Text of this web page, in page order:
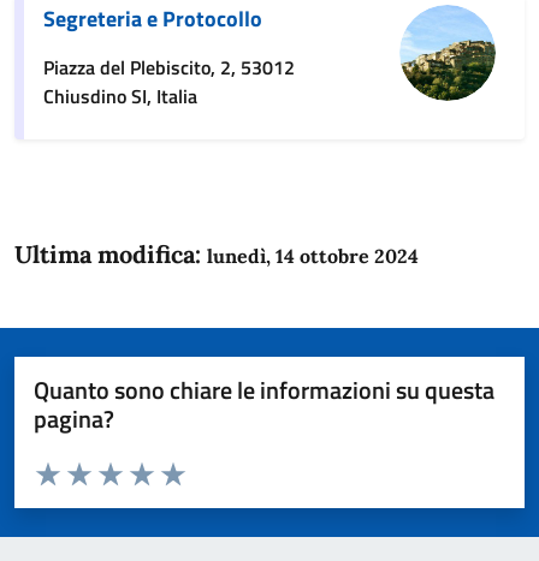
Segreteria e Protocollo
Piazza del Plebiscito, 2, 53012
Chiusdino SI, Italia
Ultima modifica: lunedì, 14 ottobre 2024
Quanto sono chiare le informazioni su questa
pagina?
Domanda
Valuta da 1 a 5 stelle la pagina
Valuta 5 stelle su 5
Valuta 4 stelle su 5
Valuta 3 stelle su 5
Valuta 2 stelle su 5
Valuta 1 stelle su 5